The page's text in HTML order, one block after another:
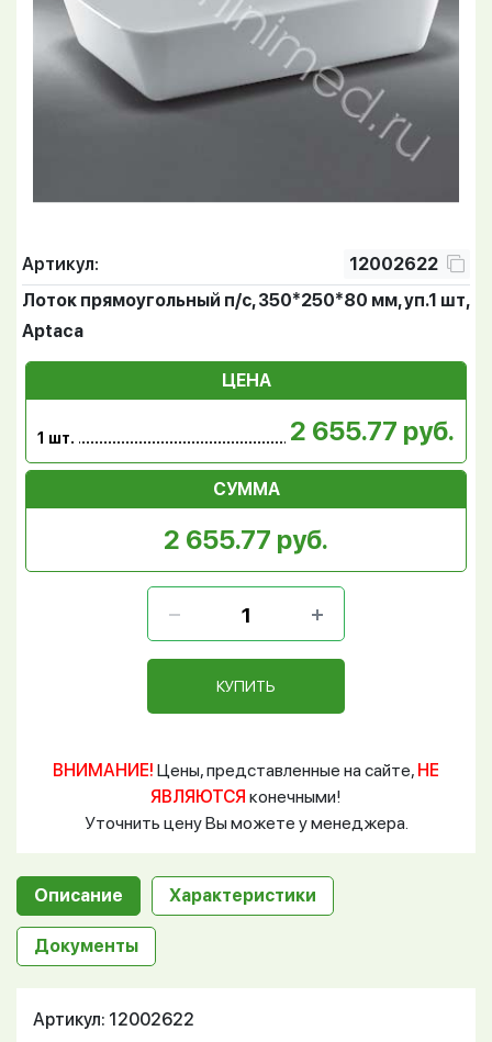
Артикул:
12002622
Лоток прямоугольный п/с, 350*250*80 мм, уп.1 шт,
Aptaca
ЦЕНА
1 шт. 2 655.77 руб.
СУММА
2 655.77 руб.
КУПИТЬ
ВНИМАНИЕ! Цены, представленные на сайте, НЕ
ЯВЛЯЮТСЯ конечными!
Уточнить цену Вы можете у менеджера.
Описание Характеристики
Документы
Артикул: 12002622